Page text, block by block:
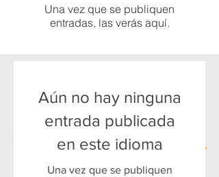
Una vez que se publiquen
entradas, las verás aquí.
Aún no hay ninguna
entrada publicada
en este idioma
Una vez que se publiquen